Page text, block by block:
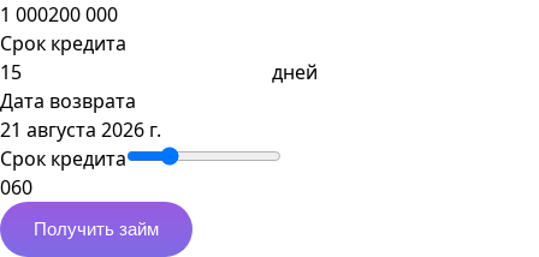
1 000200 000
Срок кредита
дней
Дата возврата
21 августа 2026 г.
Срок кредита
060
Получить займ